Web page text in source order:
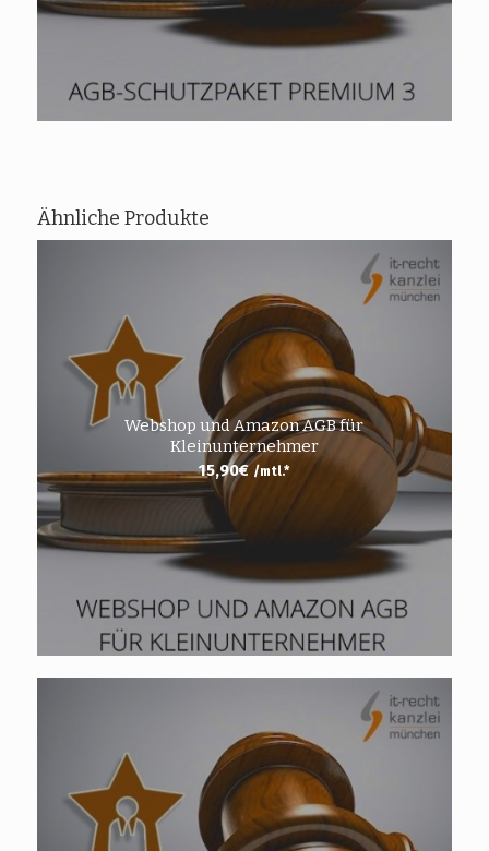
Ähnliche Produkte
Webshop und Amazon AGB für
Kleinunternehmer
15,90€ /mtl.*